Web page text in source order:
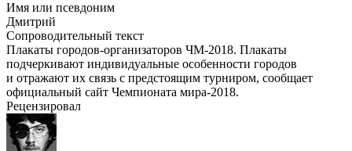
Имя или псевдоним
Дмитрий
Сопроводительный текст
Плакаты городов-организаторов ЧМ-2018. Плакаты
подчеркивают индивидуальные особенности городов
и отражают их связь с предстоящим турниром, сообщает
официальный сайт Чемпионата мира-2018.
Рецензировал